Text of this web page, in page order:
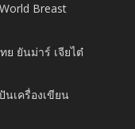
Breast
ย ยันม่าร์ เจียไต๋
เครื่องเขียน